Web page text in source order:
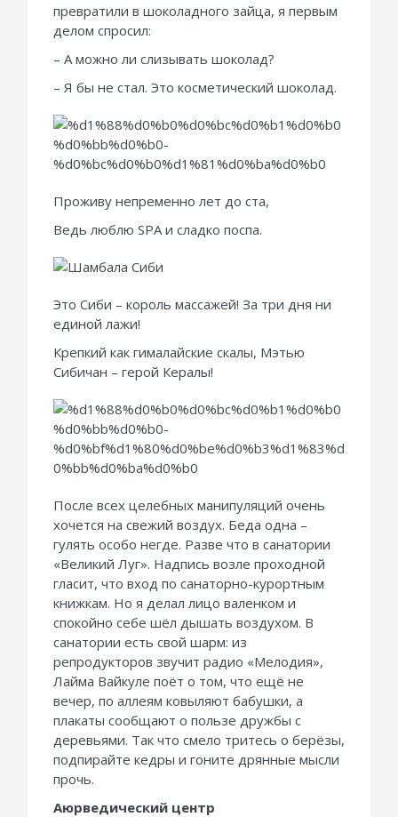
превратили в шоколадного зайца, я первым
делом спросил:
– А можно ли слизывать шоколад?
– Я бы не стал. Это косметический шоколад.
Проживу непременно лет до ста,
Ведь люблю SPA и сладко поспа.
Это Сиби – король массажей! За три дня ни
единой лажи!
Крепкий как гималайские скалы, Мэтью
Сибичан – герой Кералы!
После всех целебных манипуляций очень
хочется на свежий воздух. Беда одна –
гулять особо негде. Разве что в санатории
«Великий Луг». Надпись возле проходной
гласит, что вход по санаторно-курортным
книжкам. Но я делал лицо валенком и
спокойно себе шёл дышать воздухом. В
санатории есть свой шарм: из
репродукторов звучит радио «Мелодия»,
Лайма Вайкуле поёт о том, что ещё не
вечер, по аллеям ковыляют бабушки, а
плакаты сообщают о пользе дружбы с
деревьями. Так что смело тритесь о берёзы,
подпирайте кедры и гоните дрянные мысли
прочь.
Аюрведический центр